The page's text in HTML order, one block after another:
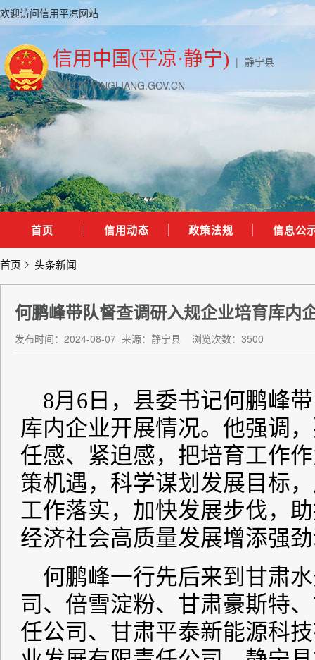
欢迎访问信用平凉网站
信用中国(平凉·静宁) | 静宁县
CREDIT.PINGLIANG.GOV.CN
首页 信用动态 政策法规 信息公
首页 头条新闻
何鹏峰带队督查调研入规企业培育库内
发布时间：2024-08-07 来源：静宁县 浏览次数：3500